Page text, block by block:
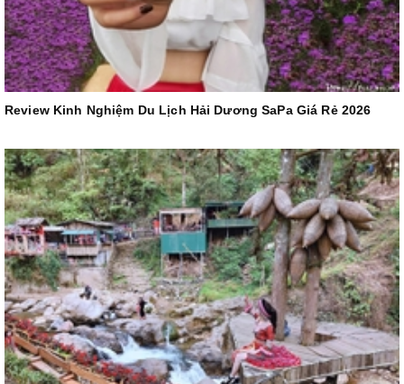
Review Kinh Nghiệm Du Lịch Hải Dương SaPa Giá Rẻ 2026